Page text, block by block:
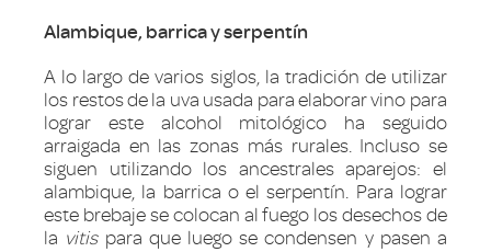
Alambique, barrica y serpentín
A lo largo de varios siglos, la tradición de utilizar
los restos de la uva usada para elaborar vino para
lograr este alcohol mitológico ha seguido
arraigada en las zonas más rurales. Incluso se
siguen utilizando los ancestrales aparejos: el
alambique, la barrica o el serpentín. Para lograr
este brebaje se colocan al fuego los desechos de
la vitispara que luego se condensen y pasen a